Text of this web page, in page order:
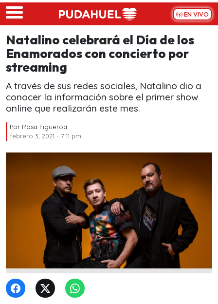
Skip to main content
EN VIVO
Natalino celebrará el Día de los
Enamorados con concierto por
streaming
A través de sus redes sociales, Natalino dio a
conocer la información sobre el primer show
online que realizarán este mes.
Por Rosa Figueroa
febrero 3, 2021 - 7:11 pm